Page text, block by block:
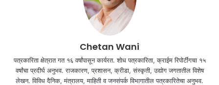
Chetan Wani
पत्रकारिता क्षेत्रात गत १६ वर्षांपासून कार्यरत. शोध पत्रकारिता, क्राईम रिपोर्टींगचा १५
वर्षांचा प्रदीर्घ अनुभव. राजकारण, प्रशासन, क्रीडा, संस्कृती, उद्योग जगतातील विशेष
लेखन. विविध दैनिक, मंत्रालय, माहिती व जनसंपर्क विभागातील पत्रकारितेचा अनुभव.